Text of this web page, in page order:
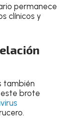
permanece
clínicos y
también
brote